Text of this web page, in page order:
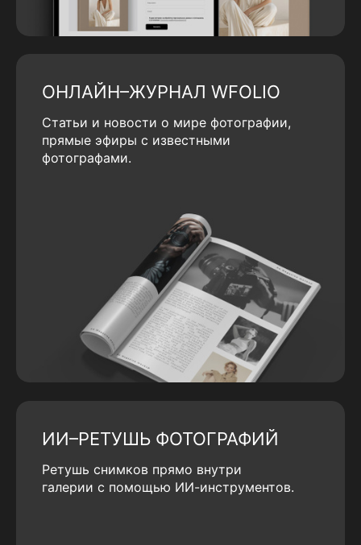
ОНЛАЙН–ЖУРНАЛ WFOLIO
Статьи и новости о мире фотографии,
прямые эфиры с известными
фотографами.
ИИ–РЕТУШЬ ФОТОГРАФИЙ
Ретушь снимков прямо внутри
галерии с помощью ИИ-инструментов.